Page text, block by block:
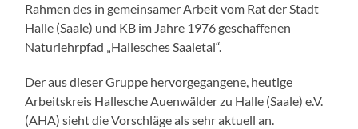
Rahmen des in gemeinsamer Arbeit vom Rat der Stadt
Halle (Saale) und KB im Jahre 1976 geschaffenen
Naturlehrpfad „Hallesches Saaletal“.
Der aus dieser Gruppe hervorgegangene, heutige
Arbeitskreis Hallesche Auenwälder zu Halle (Saale) e.V.
(AHA) sieht die Vorschläge als sehr aktuell an.